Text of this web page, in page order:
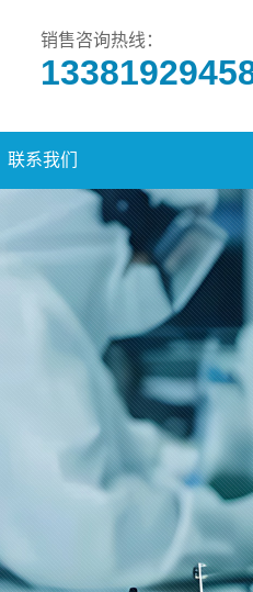
销售咨询热线：
联系我们